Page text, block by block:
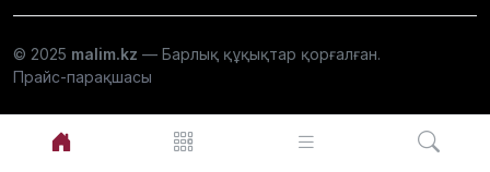
© 2025 malim.kz — Барлық құқықтар қорғалған.
Прайс-парақшасы